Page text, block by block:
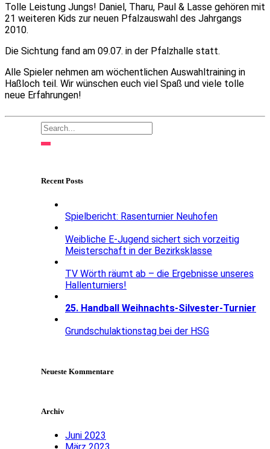
Tolle Leistung Jungs! Daniel, Tharu, Paul & Lasse gehören mit
21 weiteren Kids zur neuen Pfalzauswahl des Jahrgangs
2010.
Die Sichtung fand am 09.07. in der Pfalzhalle statt.
Alle Spieler nehmen am wöchentlichen Auswahltraining in
Haßloch teil. Wir wünschen euch viel Spaß und viele tolle
neue Erfahrungen!
Recent Posts
Spielbericht: Rasenturnier Neuhofen
Weibliche E-Jugend sichert sich vorzeitig
Meisterschaft in der Bezirksklasse
TV Wörth räumt ab – die Ergebnisse unseres
Hallenturniers!
25. Handball Weihnachts-Silvester-Turnier
Grundschulaktionstag bei der HSG
Neueste Kommentare
Archiv
Juni 2023